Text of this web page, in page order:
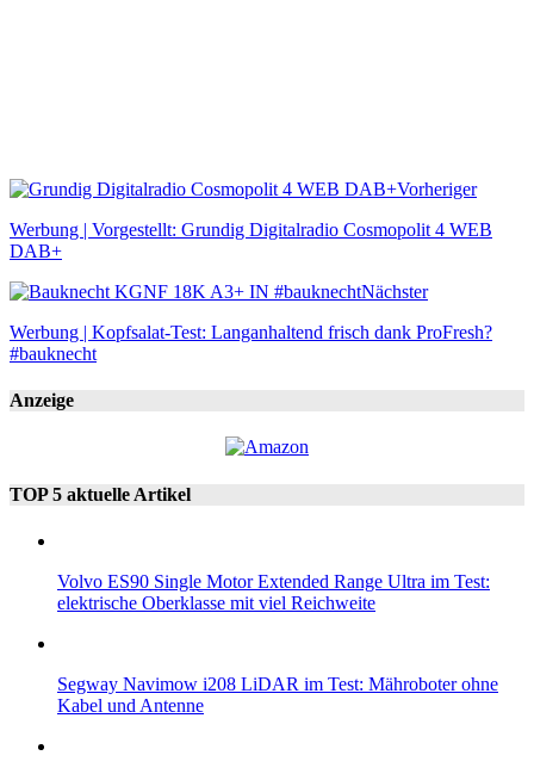
Vorheriger
Werbung | Vorgestellt: Grundig Digitalradio Cosmopolit 4 WEB
DAB+
Nächster
Werbung | Kopfsalat-Test: Langanhaltend frisch dank ProFresh?
#bauknecht
Anzeige
TOP 5 aktuelle Artikel
Volvo ES90 Single Motor Extended Range Ultra im Test:
elektrische Oberklasse mit viel Reichweite
Segway Navimow i208 LiDAR im Test: Mähroboter ohne
Kabel und Antenne